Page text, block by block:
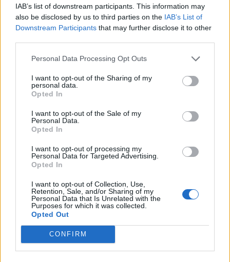
IAB’s list of downstream participants. This information may
also be disclosed by us to third parties on the IAB’s List of
Downstream Participants that may further disclose it to other
Personal Data Processing Opt Outs
I want to opt-out of the Sharing of my
personal data.
Opted In
I want to opt-out of the Sale of my
Personal Data.
Opted In
I want to opt-out of processing my
Personal Data for Targeted Advertising.
Opted In
I want to opt-out of Collection, Use,
Retention, Sale, and/or Sharing of my
Personal Data that Is Unrelated with the
Purposes for which it was collected.
Opted Out
CONFIRM
Το σίγουρο είναι ότιαλλάζουν πολλάσε αυτό,
διότι το ποδόσφαιρο δεν έχει ανάγκη από
νταραβεριτζήδες.
Χριστός Ανέστη και χρόνια πολλά σε όλο τον